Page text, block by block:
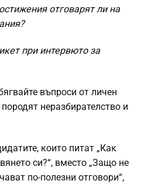
отговарят ли на
при интервюто за
въпроси от личен
неразбирателство и
които питат „Как
си?“, вместо „Защо не
по-полезни отговори“,